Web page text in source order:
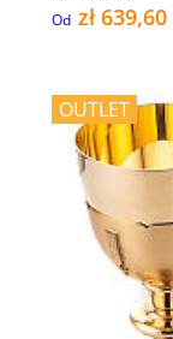
Od zł 639,60
OUTLET